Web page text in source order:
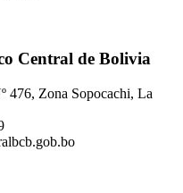
Central de Bolivia
476, Zona Sopocachi, La